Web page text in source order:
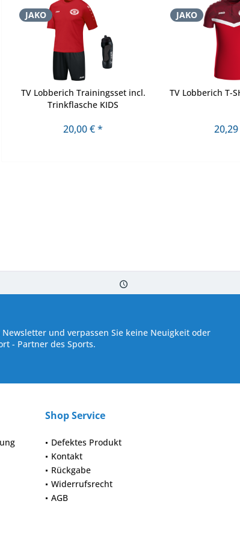
JAKO
TV Lobberich Trainingsset incl.
Trinkflasche KIDS
20,00 € *
JAKO
TV Lobberich T-
und verpassen Sie keine Neuigkeit oder
- Partner des Sports.
Shop Service
Defektes Produkt
Kontakt
Rückgabe
Widerrufsrecht
AGB